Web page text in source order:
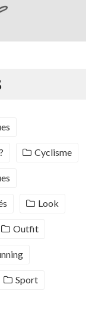
Cyclisme
Look
Outfit
Sport